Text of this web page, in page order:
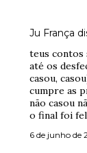
Ju França
teus contos
até os
casou,
cumpre as
não casou
o final foi
6 de junho de